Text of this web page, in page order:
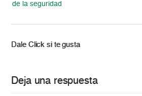
de la seguridad
Dale Click si te gusta
Deja una respuesta